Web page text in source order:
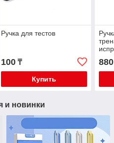
Ручка для тестов
100₸
Купить
880
и новинки